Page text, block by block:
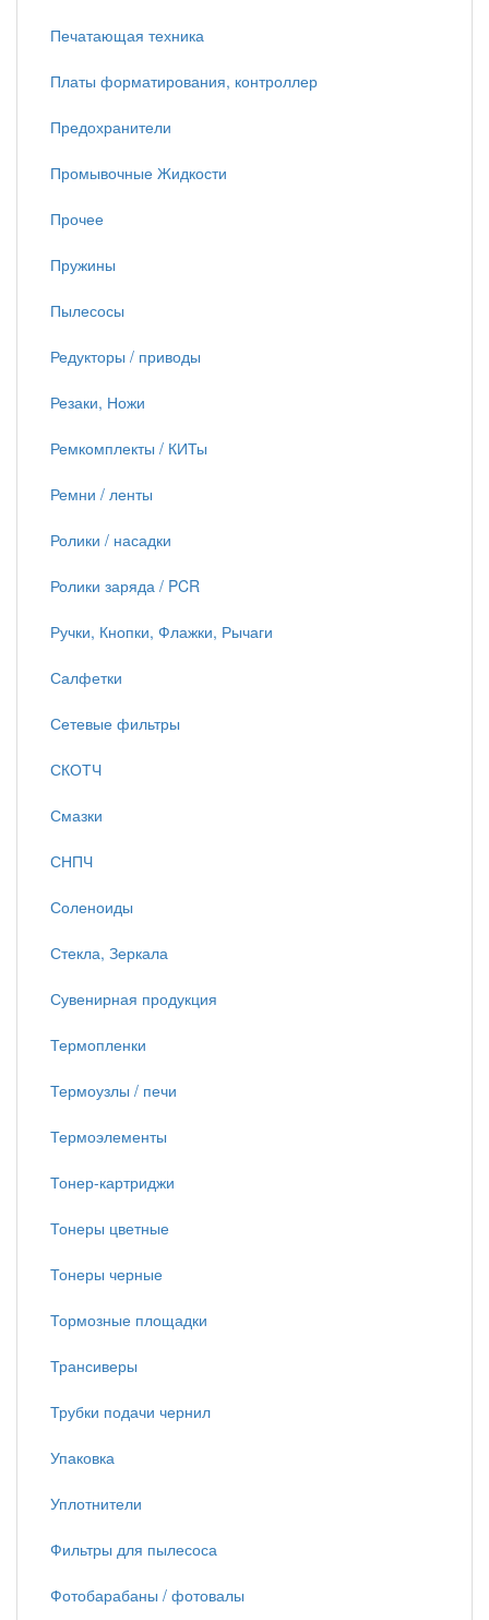
Печатающая техника
Платы форматирования, контроллер
Предохранители
Промывочные Жидкости
Прочее
Пружины
Пылесосы
Редукторы / приводы
Резаки, Ножи
Ремкомплекты / КИТы
Ремни / ленты
Ролики / насадки
Ролики заряда / PCR
Ручки, Кнопки, Флажки, Рычаги
Салфетки
Сетевые фильтры
СКОТЧ
Смазки
СНПЧ
Соленоиды
Стекла, Зеркала
Сувенирная продукция
Термопленки
Термоузлы / печи
Термоэлементы
Тонер-картриджи
Тонеры цветные
Тонеры черные
Тормозные площадки
Трансиверы
Трубки подачи чернил
Упаковка
Уплотнители
Фильтры для пылесоса
Фотобарабаны / фотовалы